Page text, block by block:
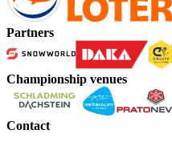
Partners
Championship venues
Contact